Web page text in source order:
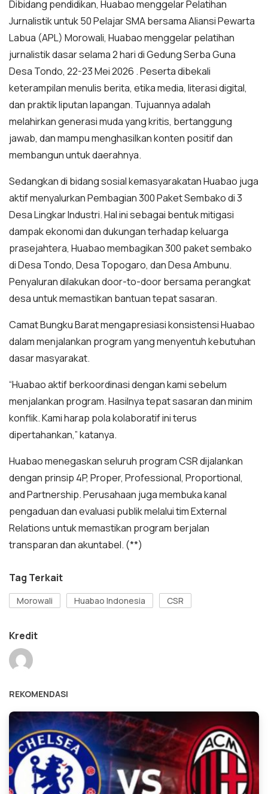
Dibidang pendidikan, Huabao menggelar Pelatihan
Jurnalistik untuk 50 Pelajar SMA bersama Aliansi Pewarta
Labua (APL) Morowali, Huabao menggelar pelatihan
jurnalistik dasar selama 2 hari di Gedung Serba Guna
Desa Tondo, 22-23 Mei 2026 . Peserta dibekali
keterampilan menulis berita, etika media, literasi digital,
dan praktik liputan lapangan. Tujuannya adalah
melahirkan generasi muda yang kritis, bertanggung
jawab, dan mampu menghasilkan konten positif dan
membangun untuk daerahnya.
Sedangkan di bidang sosial kemasyarakatan Huabao juga
aktif menyalurkan Pembagian 300 Paket Sembako di 3
Desa Lingkar Industri. Hal ini sebagai bentuk mitigasi
dampak ekonomi dan dukungan terhadap keluarga
prasejahtera, Huabao membagikan 300 paket sembako
di Desa Tondo, Desa Topogaro, dan Desa Ambunu.
Penyaluran dilakukan door-to-door bersama perangkat
desa untuk memastikan bantuan tepat sasaran.
Camat Bungku Barat mengapresiasi konsistensi Huabao
dalam menjalankan program yang menyentuh kebutuhan
dasar masyarakat.
“Huabao aktif berkoordinasi dengan kami sebelum
menjalankan program. Hasilnya tepat sasaran dan minim
konflik. Kami harap pola kolaboratif ini terus
dipertahankan,” katanya.
Huabao menegaskan seluruh program CSR dijalankan
dengan prinsip 4P, Proper, Professional, Proportional,
and Partnership. Perusahaan juga membuka kanal
pengaduan dan evaluasi publik melalui tim External
Relations untuk memastikan program berjalan
transparan dan akuntabel. (**)
Tag Terkait
Morowali Huabao Indonesia CSR
Kredit
REKOMENDASI